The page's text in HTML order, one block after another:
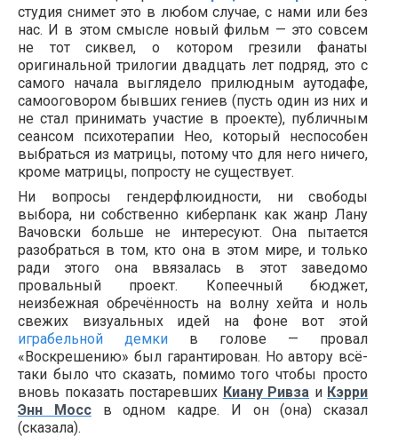
студия снимет это в любом случае, с нами или без
нас. И в этом смысле новый фильм — это совсем
не тот сиквел, о котором грезили фанаты
оригинальной трилогии двадцать лет подряд, это с
самого начала выглядело прилюдным аутодафе,
самооговором бывших гениев (пусть один из них и
не стал принимать участие в проекте), публичным
сеансом психотерапии Нео, который неспособен
выбраться из матрицы, потому что для него ничего,
кроме матрицы, попросту не существует.
Ни вопросы гендерфлюидности, ни свободы
выбора, ни собственно киберпанк как жанр Лану
Вачовски больше не интересуют. Она пытается
разобраться в том, кто она в этом мире, и только
ради этого она ввязалась в этот заведомо
провальный проект. Копеечный бюджет,
неизбежная обречённость на волну хейта и ноль
свежих визуальных идей на фоне вот этой
играбельной демки в голове — провал
«Воскрешению» был гарантирован. Но автору всё-
таки было что сказать, помимо того чтобы просто
вновь показать постаревших Киану Ривза и Кэрри
Энн Моссв одном кадре. И он (она) сказал
(сказала).